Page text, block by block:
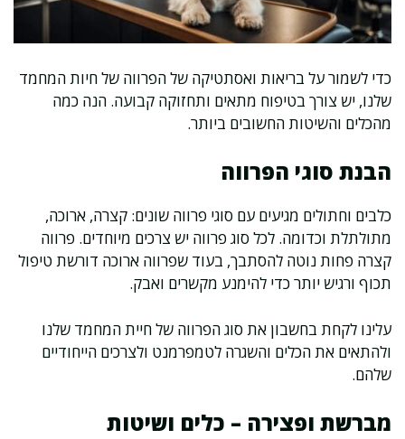
כדי לשמור על בריאות ואסתטיקה של הפרווה של חיות המחמד
שלנו, יש צורך בטיפוח מתאים ותחזוקה קבועה. הנה כמה
מהכלים והשיטות החשובים ביותר.
הבנת סוגי הפרווה
כלבים וחתולים מגיעים עם סוגי פרווה שונים: קצרה, ארוכה,
מתולתלת וכדומה. לכל סוג פרווה יש צרכים מיוחדים. פרווה
קצרה פחות נוטה להסתבך, בעוד שפרווה ארוכה דורשת טיפול
תכוף ורגיש יותר כדי להימנע מקשרים ואבק.
עלינו לקחת בחשבון את סוג הפרווה של חיית המחמד שלנו
ולהתאים את הכלים והשגרה לטמפרמנט ולצרכים הייחודיים
שלהם.
מברשת ופצירה – כלים ושיטות